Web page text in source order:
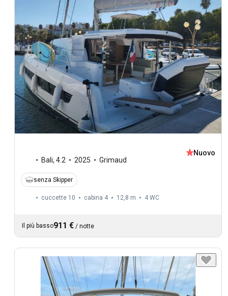
Bali, 4.2 2025 Grimaud
Nuovo
senza Skipper
cuccette 10 cabina 4 12,8 m 4 WC
Il più basso911 € / notte